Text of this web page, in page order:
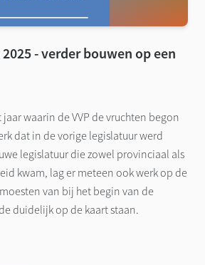
- verder bouwen op een
jaar waarin de VVP de vruchten begon
dat in de vorige legislatuur werd
legislatuur die zowel provinciaal als
kwam, lag er meteen ook werk op de
van bij het begin van de
duidelijk op de kaart staan.